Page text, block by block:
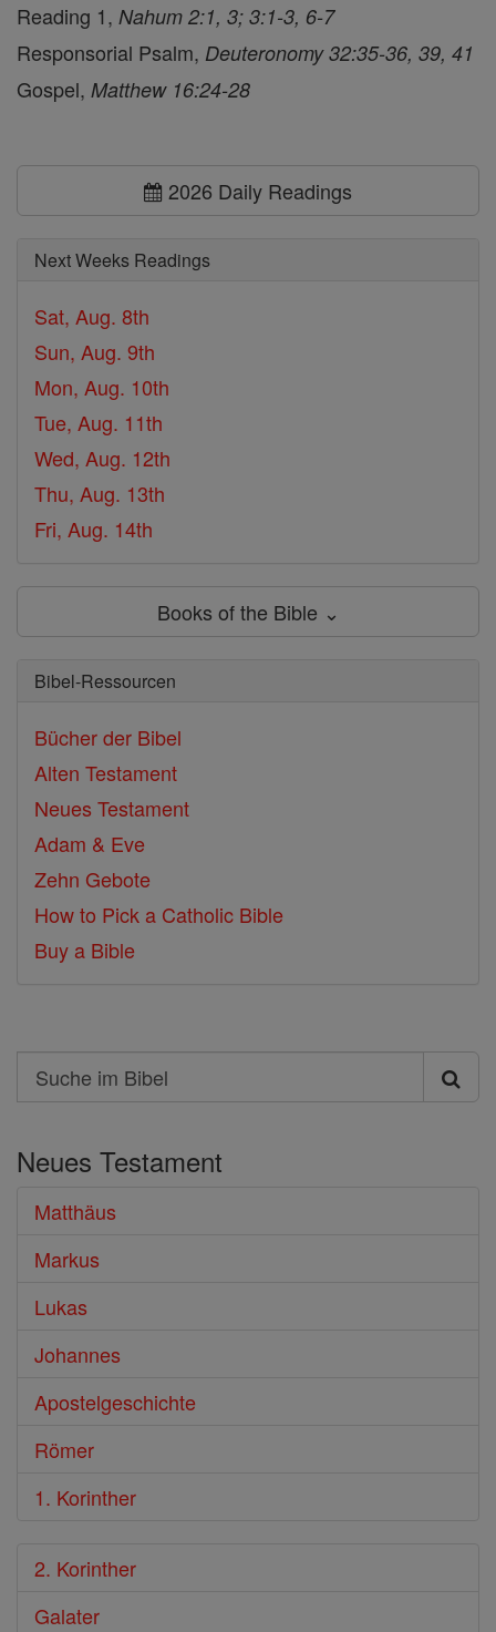
Reading 1, Nahum 2:1, 3; 3:1-3, 6-7
Responsorial Psalm, Deuteronomy 32:35-36, 39, 41
Gospel, Matthew 16:24-28
2026 Daily Readings
Next Weeks Readings
Sat, Aug. 8th
Sun, Aug. 9th
Mon, Aug. 10th
Tue, Aug. 11th
Wed, Aug. 12th
Thu, Aug. 13th
Fri, Aug. 14th
Books of the Bible ⌄
Bibel-Ressourcen
Bücher der Bibel
Alten Testament
Neues Testament
Adam & Eve
Zehn Gebote
How to Pick a Catholic Bible
Buy a Bible
Search
Suche
Bibel
Neues Testament
Matthäus
Markus
Lukas
Johannes
Apostelgeschichte
Römer
1. Korinther
2. Korinther
Galater